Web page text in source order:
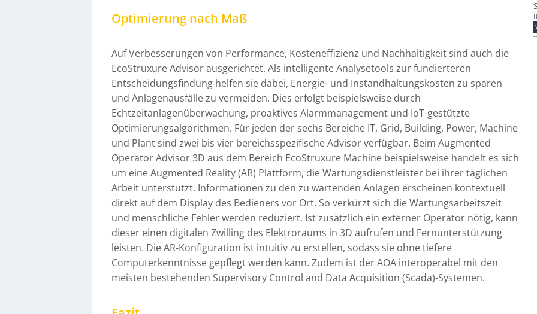
Optimierung nach Maß
Auf Verbesserungen von Performance, Kosteneffizienz und Nachhaltigkeit sind auch die
EcoStruxure Advisor ausgerichtet. Als intelligente Analysetools zur fundierteren
Entscheidungsfindung helfen sie dabei, Energie- und Instandhaltungskosten zu sparen
und Anlagenausfälle zu vermeiden. Dies erfolgt beispielsweise durch
Echtzeitanlagenüberwachung, proaktives Alarmmanagement und IoT-gestützte
Optimierungsalgorithmen. Für jeden der sechs Bereiche IT, Grid, Building, Power, Machine
und Plant sind zwei bis vier bereichsspezifische Advisor verfügbar. Beim Augmented
Operator Advisor 3D aus dem Bereich EcoStruxure Machine beispielsweise handelt es sich
um eine Augmented Reality (AR) Plattform, die Wartungsdienstleister bei ihrer täglichen
Arbeit unterstützt. Informationen zu den zu wartenden Anlagen erscheinen kontextuell
direkt auf dem Display des Bedieners vor Ort. So verkürzt sich die Wartungsarbeitszeit
und menschliche Fehler werden reduziert. Ist zusätzlich ein externer Operator nötig, kann
dieser einen digitalen Zwilling des Elektroraums in 3D aufrufen und Fernunterstützung
leisten. Die AR-Konfiguration ist intuitiv zu erstellen, sodass sie ohne tiefere
Computerkenntnisse gepflegt werden kann. Zudem ist der AOA interoperabel mit den
meisten bestehenden Supervisory Control and Data Acquisition (Scada)-Systemen.